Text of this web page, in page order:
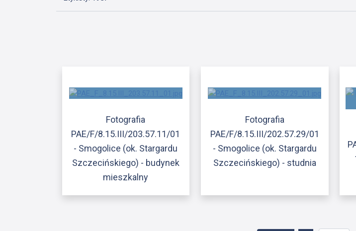
Fotografia
PAE/F/8.15.III/203.57.11/01
- Smogolice (ok. Stargardu
Szczecińskiego) - budynek
mieszkalny
Fotografia
PAE/F/8.15.III/202.57.29/01
- Smogolice (ok. Stargardu
Szczecińskiego) - studnia